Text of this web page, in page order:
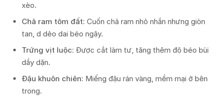
xèo.
Chả ram tôm đất: Cuốn chả ram nhỏ nhắn nhưng giòn
tan, d dẻo dai béo ngậy.
Trứng vịt luộc: Được cắt làm tư, tăng thêm độ béo bùi
dầy dặn.
Đậu khuôn chiên: Miếng đậu rán vàng, mềm mại ở bên
trong.